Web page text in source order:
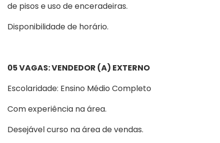
de pisos e uso de enceradeiras.
Disponibilidade de horário.
05 VAGAS: VENDEDOR (A) EXTERNO
Escolaridade: Ensino Médio Completo
Com experiência na área.
Desejável curso na área de vendas.